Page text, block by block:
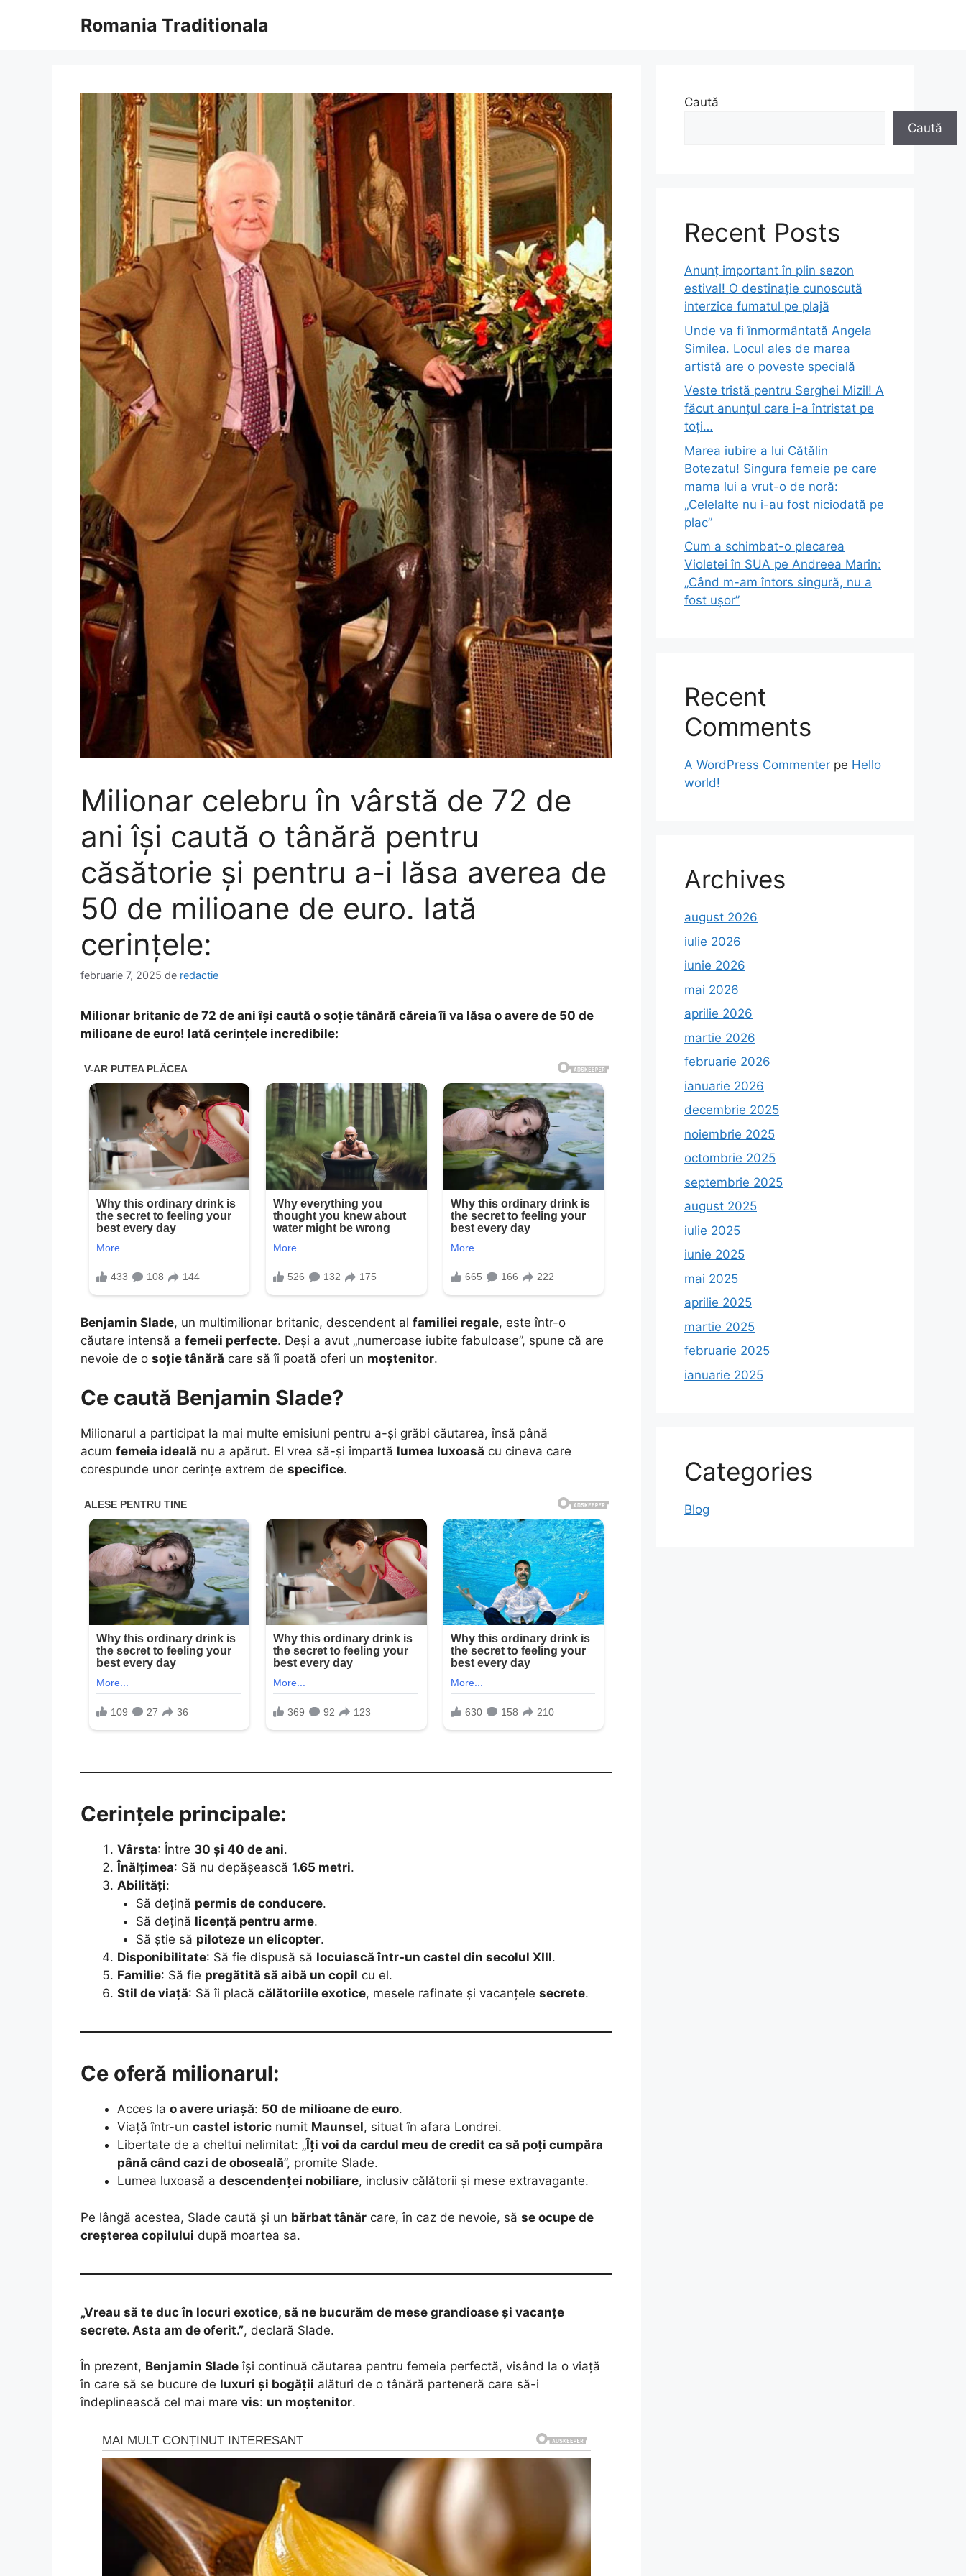
Romania Traditionala
Milionar celebru în vârstă de 72 de
ani își caută o tânără pentru
căsătorie și pentru a-i lăsa averea de
50 de milioane de euro. Iată
cerințele:
februarie 7, 2025 de redactie
Milionar britanic de 72 de ani își caută o soție tânără căreia îi va lăsa o avere de 50 de
milioane de euro! Iată cerințele incredibile:
Benjamin Slade, un multimilionar britanic, descendent al familiei regale, este într-o
căutare intensă a femeii perfecte. Deși a avut „numeroase iubite fabuloase”, spune că are
nevoie de o soție tânără care să îi poată oferi un moștenitor.
Ce caută Benjamin Slade?
Milionarul a participat la mai multe emisiuni pentru a-și grăbi căutarea, însă până
acum femeia ideală nu a apărut. El vrea să-și împartă lumea luxoasă cu cineva care
corespunde unor cerințe extrem de specifice.
Cerințele principale:
Vârsta: Între 30 și 40 de ani.
Înălțimea: Să nu depășească 1.65 metri.
Abilități:
Să dețină permis de conducere.
Să dețină licență pentru arme.
Să știe să piloteze un elicopter.
Disponibilitate: Să fie dispusă să locuiască într-un castel din secolul XIII.
Familie: Să fie pregătită să aibă un copil cu el.
Stil de viață: Să îi placă călătoriile exotice, mesele rafinate și vacanțele secrete.
Ce oferă milionarul:
Acces la o avere uriașă: 50 de milioane de euro.
Viață într-un castel istoric numit Maunsel, situat în afara Londrei.
Libertate de a cheltui nelimitat: „Îți voi da cardul meu de credit ca să poți cumpăra
până când cazi de oboseală”, promite Slade.
Lumea luxoasă a descendenței nobiliare, inclusiv călătorii și mese extravagante.
Pe lângă acestea, Slade caută și un bărbat tânăr care, în caz de nevoie, să se ocupe de
creșterea copilului după moartea sa.
„Vreau să te duc în locuri exotice, să ne bucurăm de mese grandioase și vacanțe
secrete. Asta am de oferit.”, declară Slade.
În prezent, Benjamin Slade își continuă căutarea pentru femeia perfectă, visând la o viață
în care să se bucure de luxuri și bogății alături de o tânără parteneră care să-i
îndeplinească cel mai mare vis: un moștenitor.
Caută
Caută
Recent Posts
Anunț important în plin sezon
estival! O destinație cunoscută
interzice fumatul pe plajă
Unde va fi înmormântată Angela
Similea. Locul ales de marea
artistă are o poveste specială
Veste tristă pentru Serghei Mizil! A
făcut anunțul care i-a întristat pe
toți…
Marea iubire a lui Cătălin
Botezatu! Singura femeie pe care
mama lui a vrut-o de noră:
„Celelalte nu i-au fost niciodată pe
plac”
Cum a schimbat-o plecarea
Violetei în SUA pe Andreea Marin:
„Când m-am întors singură, nu a
fost ușor”
Recent
Comments
A WordPress Commenter pe Hello
world!
Archives
august 2026
iulie 2026
iunie 2026
mai 2026
aprilie 2026
martie 2026
februarie 2026
ianuarie 2026
decembrie 2025
noiembrie 2025
octombrie 2025
septembrie 2025
august 2025
iulie 2025
iunie 2025
mai 2025
aprilie 2025
martie 2025
februarie 2025
ianuarie 2025
Categories
Blog